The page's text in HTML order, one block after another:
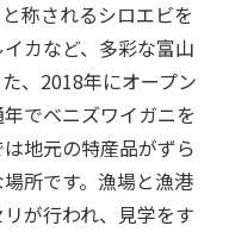
称されるシロエビを
カなど、多彩な富山
、2018年にオープン
でベニズワイガニを
地元の特産品がずら
所です。漁場と漁港
が行われ、見学をす